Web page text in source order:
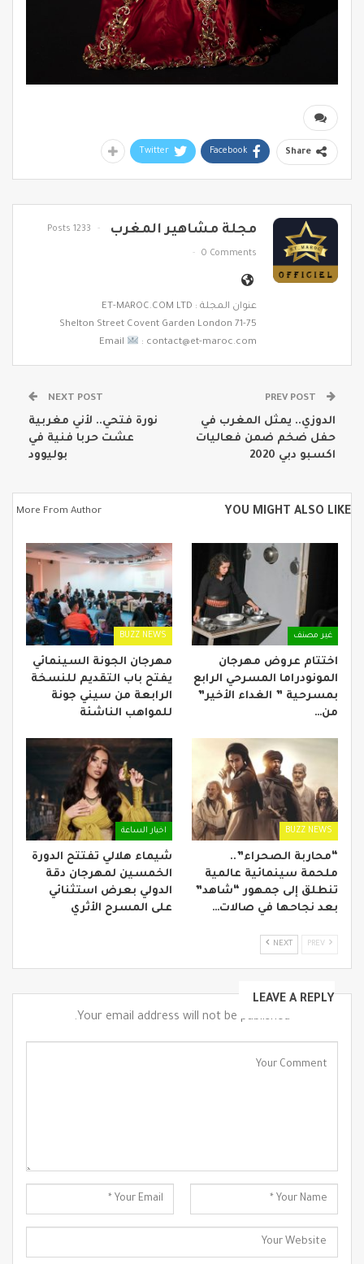
Share
Facebook
Twitter
مجلة مشاهير المغرب 1233 Posts
0 Comments
عنوان المجلة : ET-MAROC.COM LTD
71-75 Shelton Street Covent Garden London
Email
: contact@et-maroc.com
الدوزي.. يمثل المغرب في
حفل ضخم ضمن فعاليات
اكسبو دبي 2020
NEXT POST
نورة فتحي.. لأني مغربية
عشت حربا فنية في
بوليوود
YOU MIGHT ALSO LIKE
More From Author
غير مصنف
اختتام عروض مهرجان
المونودراما المسرحي الرابع
بمسرحية ” الغداء الأخير”
من…
BUZZ NEWS
مهرجان الجونة السينمائي
يفتح باب التقديم للنسخة
الرابعة من سيني جونة
للمواهب الناشئة
BUZZ NEWS
“محاربة الصحراء”..
ملحمة سينمائية عالمية
تنطلق إلى جمهور “شاهد”
بعد نجاحها في صالات…
اخبار الساعة
شيماء هلالي تفتتح الدورة
الخمسين لمهرجان دقة
الدولي بعرض استثنائي
على المسرح الأثري
NEXT
LEAVE A REPLY
Your email address will not be published.